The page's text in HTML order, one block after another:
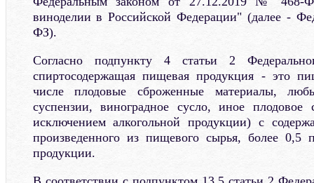
виноделии в Российской Федерации" (далее -
ФЗ).
Согласно подпункту 4 статьи 2
спиртосодержащая пищевая продукция - это
числе плодовые сброженные материалы,
суспензии, виноградное сусло, иное плодовое
исключением алкогольной продукции) с
произведенного из пищевого сырья, более 0,5
продукции.